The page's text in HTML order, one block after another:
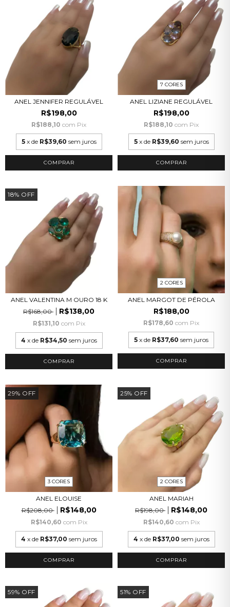
ANEL JENNIFER REGULÁVEL
R$198,00
R$188,10 com Pix
5 x de R$39,60 sem juros
COMPRAR
7 CORES
ANEL LIZIANE REGULÁVEL
R$198,00
R$188,10 com Pix
5 x de R$39,60 sem juros
COMPRAR
18% OFF
ANEL VALENTINA M OURO 18 K
R$168,00
R$138,00
R$131,10 com Pix
4 x de R$34,50 sem juros
COMPRAR
2 CORES
ANEL MARGOT DE PÉROLA
R$188,00
R$178,60 com Pix
5 x de R$37,60 sem juros
COMPRAR
29% OFF
3 CORES
ANEL ELOUISE
R$208,00
R$148,00
R$140,60 com Pix
4 x de R$37,00 sem juros
COMPRAR
25% OFF
2 CORES
ANEL MARIAH
R$198,00
R$148,00
R$140,60 com Pix
4 x de R$37,00 sem juros
COMPRAR
59% OFF 51% OFF